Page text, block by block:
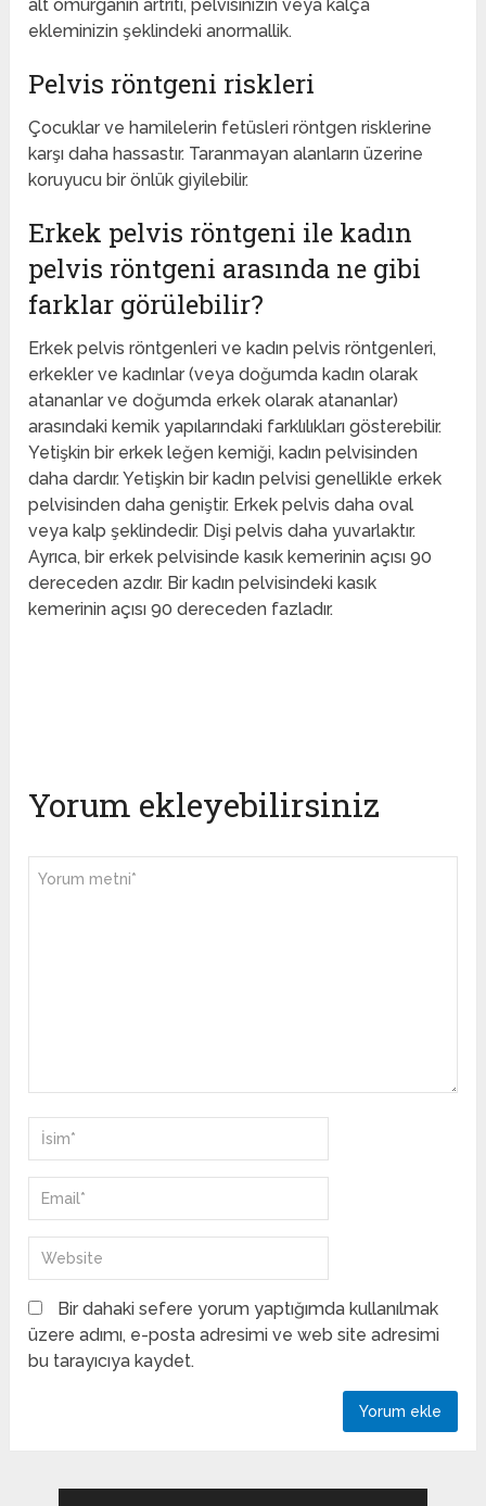
alt omurganın artriti, pelvisinizin veya kalça
ekleminizin şeklindeki anormallik.
Pelvis röntgeni riskleri
Çocuklar ve hamilelerin fetüsleri röntgen risklerine
karşı daha hassastır. Taranmayan alanların üzerine
koruyucu bir önlük giyilebilir.
Erkek pelvis röntgeni ile kadın
pelvis röntgeni arasında ne gibi
farklar görülebilir?
Erkek pelvis röntgenleri ve kadın pelvis röntgenleri,
erkekler ve kadınlar (veya doğumda kadın olarak
atananlar ve doğumda erkek olarak atananlar)
arasındaki kemik yapılarındaki farklılıkları gösterebilir.
Yetişkin bir erkek leğen kemiği, kadın pelvisinden
daha dardır. Yetişkin bir kadın pelvisi genellikle erkek
pelvisinden daha geniştir. Erkek pelvis daha oval
veya kalp şeklindedir. Dişi pelvis daha yuvarlaktır.
Ayrıca, bir erkek pelvisinde kasık kemerinin açısı 90
dereceden azdır. Bir kadın pelvisindeki kasık
kemerinin açısı 90 dereceden fazladır.
Yorum ekleyebilirsiniz
Bir dahaki sefere yorum yaptığımda kullanılmak
üzere adımı, e-posta adresimi ve web site adresimi
bu tarayıcıya kaydet.